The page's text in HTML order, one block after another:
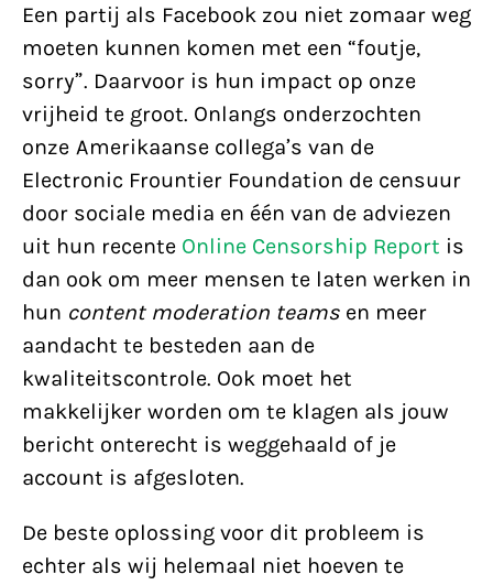
Een partij als Facebook zou niet zomaar weg
moeten kunnen komen met een “foutje,
sorry”. Daarvoor is hun impact op onze
vrijheid te groot. Onlangs onderzochten
onze Amerikaanse collega’s van de
Electronic Frountier Foundation de censuur
door sociale media en één van de adviezen
uit hun recente Online Censorship Report is
dan ook om meer mensen te laten werken in
hun content moderation teams en meer
aandacht te besteden aan de
kwaliteitscontrole. Ook moet het
makkelijker worden om te klagen als jouw
bericht onterecht is weggehaald of je
account is afgesloten.
De beste oplossing voor dit probleem is
echter als wij helemaal niet hoeven te